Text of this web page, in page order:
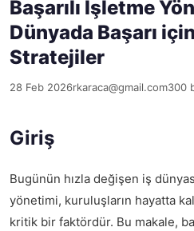
Başarılı İşletme
Dünyada Başarı
Stratejiler
28 Feb 2026rkaraca@gmail.com300
Giriş
Bugünün hızla değişen iş
yönetimi, kuruluşların hayatta
kritik bir faktördür. Bu makale,